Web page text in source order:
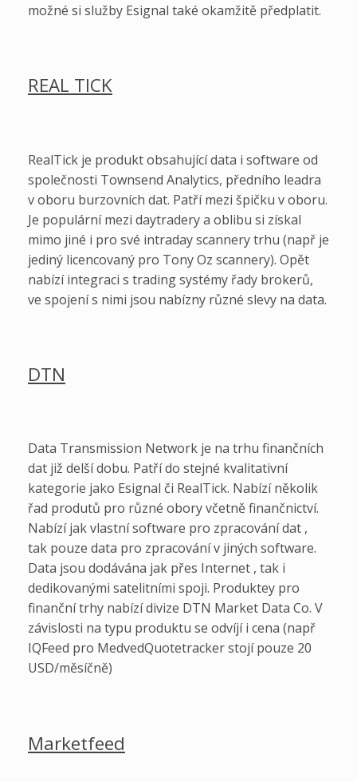
možné si služby Esignal také okamžitě předplatit.
REAL TICK
RealTick je produkt obsahující data i software od
společnosti Townsend Analytics, předního leadra
v oboru burzovních dat. Patří mezi špičku v oboru.
Je populární mezi daytradery a oblibu si získal
mimo jiné i pro své intraday scannery trhu (např je
jediný licencovaný pro Tony Oz scannery). Opět
nabízí integraci s trading systémy řady brokerů,
ve spojení s nimi jsou nabízny různé slevy na data.
DTN
Data Transmission Network je na trhu finančních
dat již delší dobu. Patří do stejné kvalitativní
kategorie jako Esignal či RealTick. Nabízí několik
řad produtů pro různé obory včetně finančnictví.
Nabízí jak vlastní software pro zpracování dat ,
tak pouze data pro zpracování v jiných software.
Data jsou dodávána jak přes Internet , tak i
dedikovanými satelitními spoji. Produktey pro
finanční trhy nabízí divize DTN Market Data Co. V
závislosti na typu produktu se odvíjí i cena (např
IQFeed pro MedvedQuotetracker stojí pouze 20
USD/měsíčně)
Marketfeed